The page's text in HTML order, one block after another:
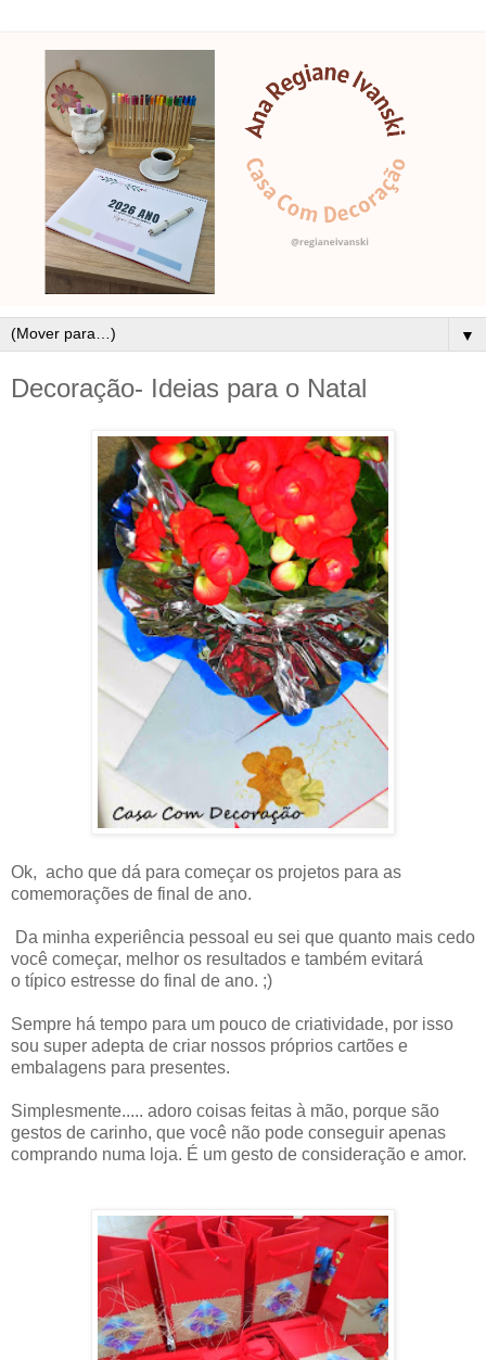
▼
Decoração- Ideias para o Natal
Ok, acho que dá para começar os projetos para as
comemorações de final de ano.
Da minha experiência pessoal eu sei que quanto mais cedo
você começar, melhor os resultados e também evitará
o típico estresse do final de ano. ;)
Sempre há tempo para um pouco de criatividade, por isso
sou super adepta de criar nossos próprios cartões e
embalagens para presentes.
Simplesmente..... adoro coisas feitas à mão, porque são
gestos de carinho, que você não pode conseguir apenas
comprando numa loja. É um gesto de consideração e amor.